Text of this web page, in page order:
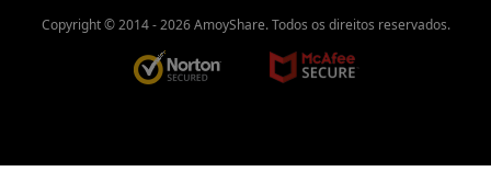
Copyright © 2014 -2026AmoyShare. Todos os direitos reservados.